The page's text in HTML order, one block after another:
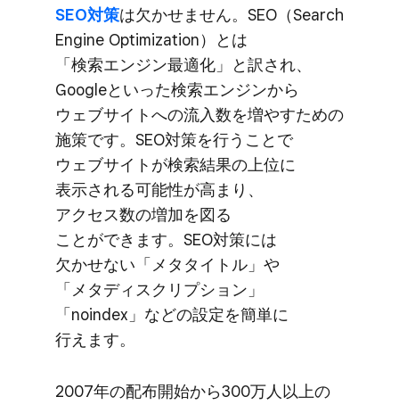
SEO対策は​欠かせません。​SEO​（Search
Engine Optimization）とは​
「検索エンジン最適化」と​訳され、​
Googleと​いった​検索エンジンから​
ウェブサイトへの​流入数を​増や​すための​
施策です。​SEO対策を​行う​ことで​
ウェブサイトが​検索結果の​上位に​
表示される​可能性が​高まり、​
アクセス数の​増加を​図る​
ことができます。​SEO対策には​
欠かせない​「メタタイトル」や​
「メタディスクリプション」​
「noindex」などの​設定を​簡単に​
行えます。
2007年の​配布開始から​300万人以上の​